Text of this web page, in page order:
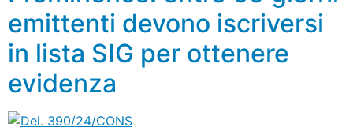
emittenti devono iscriversi
in lista SIG per ottenere
evidenza